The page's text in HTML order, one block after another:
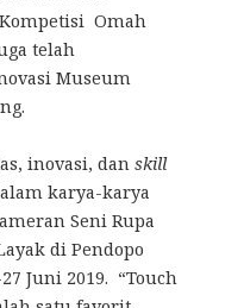
Omah
telah
Museum
inovasi, dan skill
karya-karya
Seni Rupa
di Pendopo
Juni 2019. “Touch